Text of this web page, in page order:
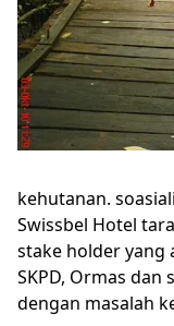
kehutanan.
Swissbel Hotel
stake holder yang
SKPD, Ormas
dengan masalah